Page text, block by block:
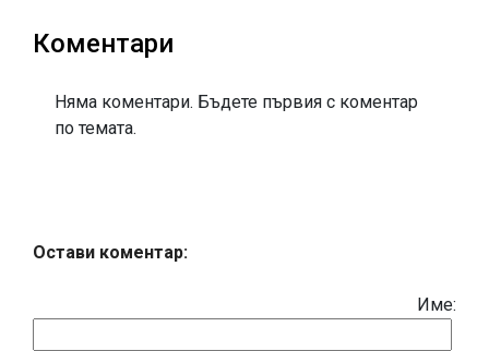
Коментари
Няма коментари. Бъдете първия с коментар
по темата.
Остави коментар:
Име: